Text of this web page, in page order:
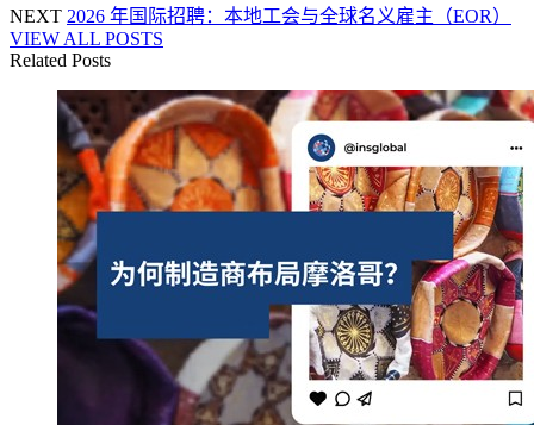
NEXT 2026 年国际招聘：本地工会与全球名义雇主（EOR）
VIEW ALL POSTS
Related Posts